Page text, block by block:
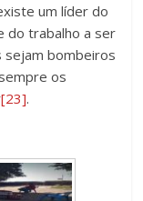
um líder do
do trabalho a ser
sejam bombeiros
os
[23].